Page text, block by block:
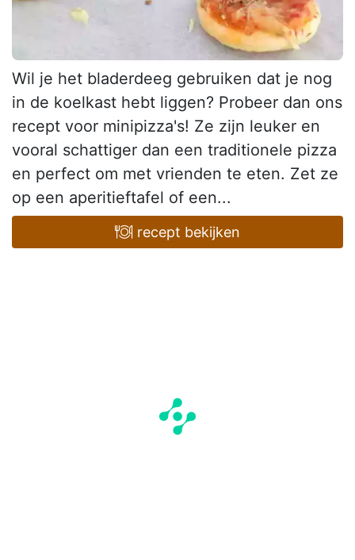
Wil je het bladerdeeg gebruiken dat je nog
in de koelkast hebt liggen? Probeer dan ons
recept voor minipizza's! Ze zijn leuker en
vooral schattiger dan een traditionele pizza
en perfect om met vrienden te eten. Zet ze
op een aperitieftafel of een...
recept bekijken